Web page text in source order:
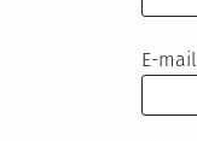
E-mail